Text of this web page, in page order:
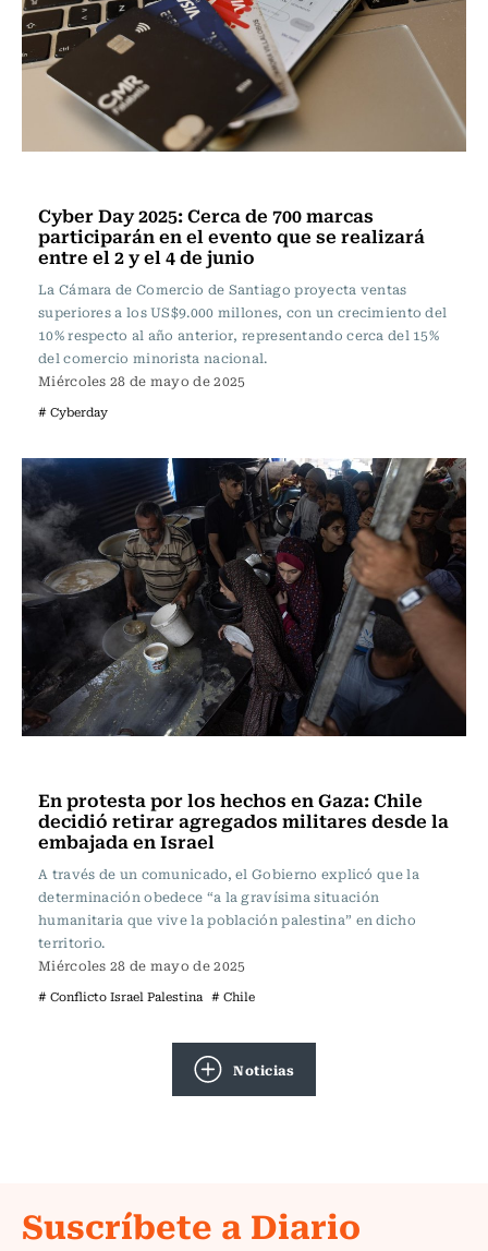
Cyber Day 2025: Cerca de 700 marcas
participarán en el evento que se realizará
entre el 2 y el 4 de junio
La Cámara de Comercio de Santiago proyecta ventas
superiores a los US$9.000 millones, con un crecimiento del
10% respecto al año anterior, representando cerca del 15%
del comercio minorista nacional.
Miércoles 28 de mayo de 2025
# Cyberday
En protesta por los hechos en Gaza: Chile
decidió retirar agregados militares desde la
embajada en Israel
A través de un comunicado, el Gobierno explicó que la
determinación obedece “a la gravísima situación
humanitaria que vive la población palestina” en dicho
territorio.
Miércoles 28 de mayo de 2025
# Conflicto Israel Palestina # Chile
Noticias